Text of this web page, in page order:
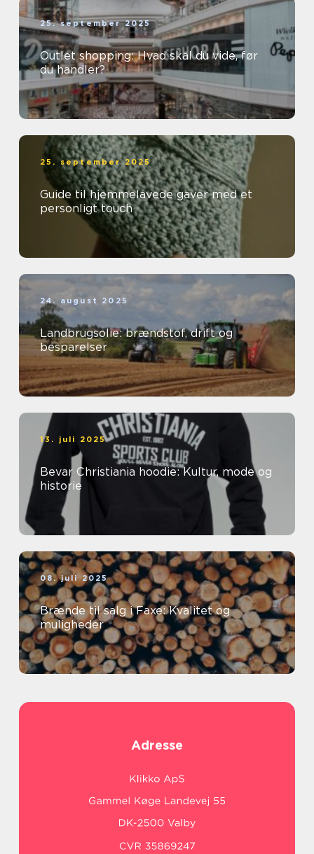
25. september 2025
Outlet shopping: Hvad skal du vide, før
du handler?
25. september 2025
Guide til hjemmelavede gaver med et
personligt touch
24. august 2025
Landbrugsolie: brændstof, drift og
besparelser
13. juli 2025
Bevar Christiania hoodie: Kultur, mode og
historie
08. juli 2025
Brænde til salg i Faxe: Kvalitet og
muligheder
Adresse